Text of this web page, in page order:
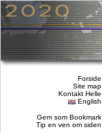
Forside
Site map
Kontakt Helle
English
Gem som Bookmark
Tip en ven om siden